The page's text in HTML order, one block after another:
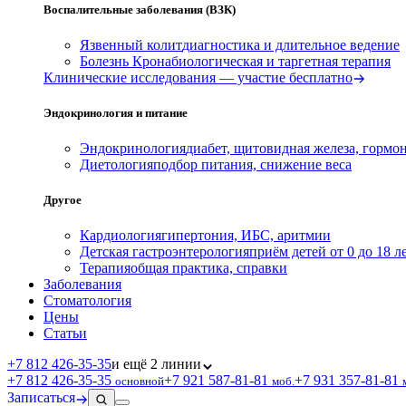
Воспалительные заболевания (ВЗК)
Язвенный колитдиагностика и длительное ведение
Болезнь Кронабиологическая и таргетная терапия
Клинические исследования — участие бесплатно
Эндокринология и питание
Эндокринологиядиабет, щитовидная железа,
Диетологияподбор питания, снижение веса
Другое
Кардиологиягипертония, ИБС, аритмии
Детская гастроэнтерологияприём детей от 0 до 18
Терапияобщая практика, справки
Заболевания
Стоматология
Цены
Статьи
+7 812 426‑35‑35и ещё 2 линии
+7 812 426‑35‑35 основной+7 921 587‑81‑81 моб.+7 931 357‑81‑81
Записаться